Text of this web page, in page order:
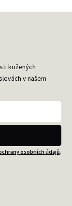
kožených
v našem
osobních údajů.